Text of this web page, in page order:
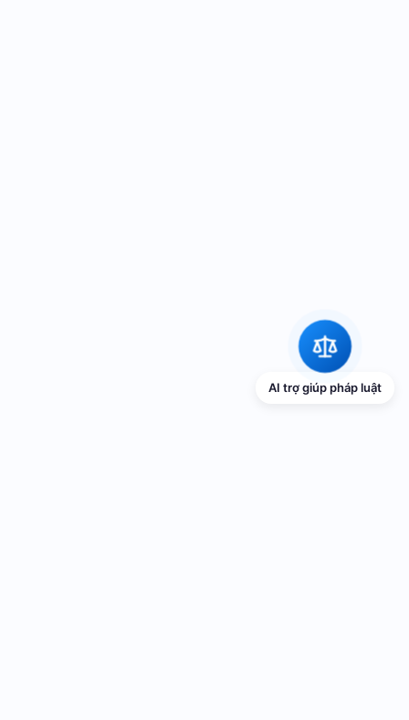
AI trợ giúp pháp luật